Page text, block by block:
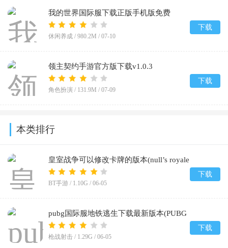
我的世界国际服下载正版手机版免费
v1.26.32.2
休闲养成 / 980.2M / 07-10
下载
领主契约手游官方版下载v1.0.3
角色扮演 / 131.9M / 07-09
下载
本类排行
皇室战争可以修改卡牌的版本(null’s royale
infinity)v14.593.1
BT手游 / 1.10G / 06-05
下载
pubg国际服地铁逃生下载最新版本(PUBG
MOBILE)v4.4.0
枪战射击 / 1.29G / 06-05
下载